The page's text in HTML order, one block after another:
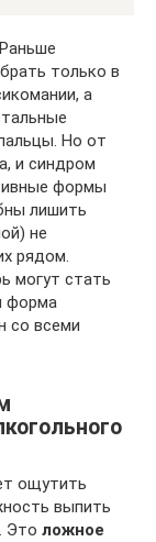
только в
а
Но от
и синдром
формы
лишить
не
рядом.
могут стать
форма
со всеми
ощутить
выпить
Это ложное